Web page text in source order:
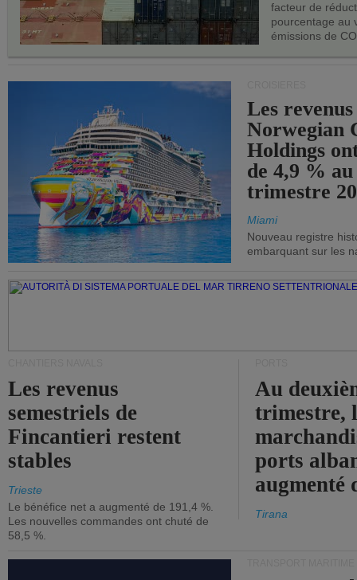
facteur de
pourcentage au
émissions de
Les
Norwegian
Holdings
de 4,9 %
trimestre
Miami
Nouveau registre
embarquant sur les
Les revenus
semestriels de
Fincantieri restent
stables
Trieste
Le bénéfice net a augmenté de 191,4 %.
Les nouvelles commandes ont chuté de
58,5 %.
Au
trimestre,
ports
augmenté
Tirana